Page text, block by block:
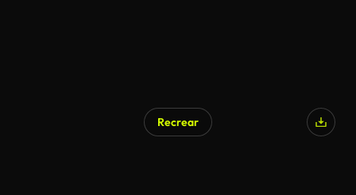
Recrear